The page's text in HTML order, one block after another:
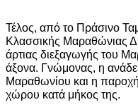
Τέλος, από το Πράσινο
Κλασσικής Μαραθώνιας
άρτιας διεξαγωγής του
άξονα. Γνώμονας, η
Μαραθωνίου και η παροχή
χώρου κατά μήκος της.